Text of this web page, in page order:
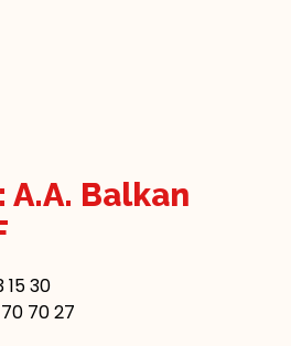
A.A. Balkan
30
70 27